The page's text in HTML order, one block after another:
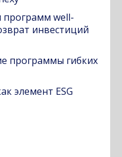
программ well-
инвестиций
программы гибких
элемент ESG